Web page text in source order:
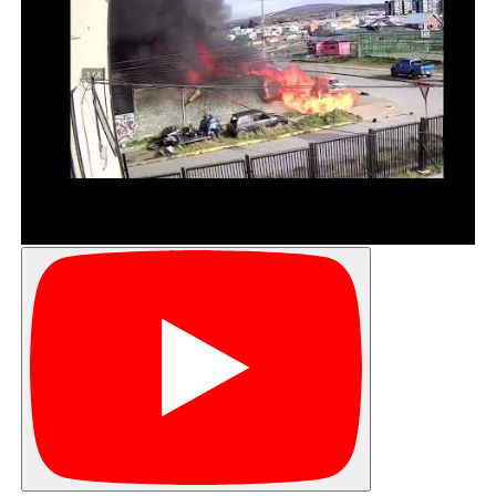
Áreas Silvestres Protegidas del Estado); el Ministerio de
Economía, a través de la Subsecretaría de Pesca y el
Servicio Nacional de Pesca, administra los Parques y
Reservas Marinas; el Ministerio de las Culturas, a través
del Consejo de Monumentos Nacionales gestiona los
Santuarios de la Naturaleza; el Ministerio de Bienes
Nacionales administra los Bienes Nacionales Protegidos;
los santuarios de la naturaleza y supervigila todo el
sistema.
Durante estos los días de votación, se vio un amplio
apoyo en redes sociales, donde se intensificó el apoyo
de diferentes actores para la creación del servicio,
replicando el mensaje #YoQuieroSBAP. Políticos, ongs,
científicos, sociedad civil y guardaparques de distintos
rincones de Chile se manifestaron a favor del proyecto